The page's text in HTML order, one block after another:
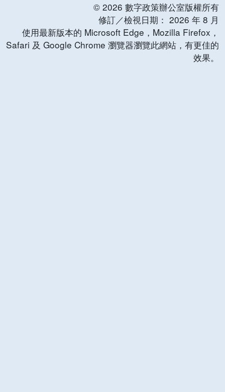
© 2026 數字政策辦公室版權所有
修訂／檢視日期： 2026 年 8 月
使用最新版本的 Microsoft Edge，Mozilla Firefox，
Safari 及 Google Chrome 瀏覽器瀏覽此網站，有更佳的
效果。